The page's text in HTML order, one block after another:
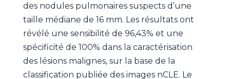
des nodules pulmonaires suspects d’une
taille médiane de 16 mm. Les résultats ont
révélé une sensibilité de 96,43% et une
spécificité de 100% dans la caractérisation
des lésions malignes, sur la base de la
classification publiée des images nCLE. Le